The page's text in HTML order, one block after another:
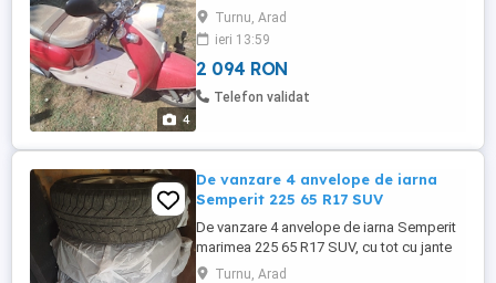
4
roșu crem, stil Vespa 2 chei cu
telecomanda si alarma Are COC, pt
inmatriculare cat. AM De vânzare scuter cu
design clasic, retro, perfect pt plimbări de
weekend sau drumuri prin oraș. Culoare
Turnu, Arad
ieri 13:59
2 094 RON
Telefon validat
De vanzare 4 anvelope de iarna
Semperit 225 65 R17 SUV
De vanzare 4 anvelope de iarna Semperit
marimea 225 65 R17 SUV, cu tot cu jante
aluminiu + prezoane ! Stare buna!
Turnu, Arad